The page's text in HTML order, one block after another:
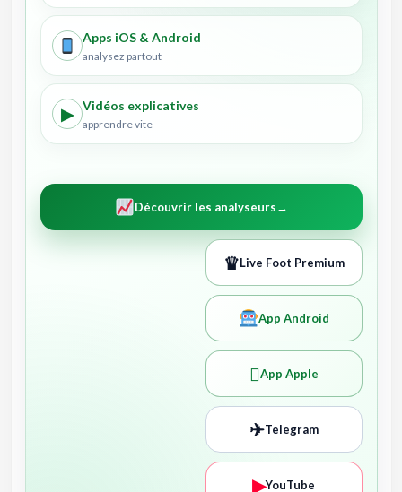
Apps iOS & Android
analysez partout
▶ Vidéos explicatives
apprendre vite
Découvrir les analyseurs→
♛Live Foot Premium
App Android
App Apple
✈Telegram
▶YouTube